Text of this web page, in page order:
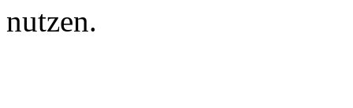
nutzen.